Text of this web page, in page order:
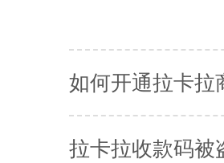
如何开通拉卡拉
拉卡拉收款码被